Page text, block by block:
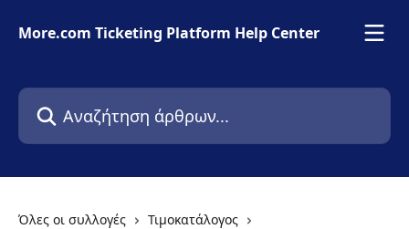
More.com Ticketing Platform Help Center
Αναζήτηση άρθρων...
Όλες οι συλλογές
Τιμοκατάλογος